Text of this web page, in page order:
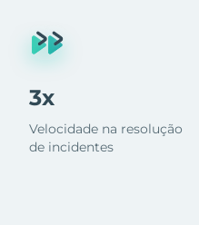
3x
Velocidade na resolução
de incidentes